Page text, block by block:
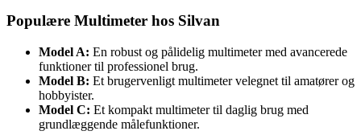
Populære Multimeter hos Silvan
Model A: En robust og pålidelig multimeter med avancerede
funktioner til professionel brug.
Model B: Et brugervenligt multimeter velegnet til amatører og
hobbyister.
Model C: Et kompakt multimeter til daglig brug med
grundlæggende målefunktioner.